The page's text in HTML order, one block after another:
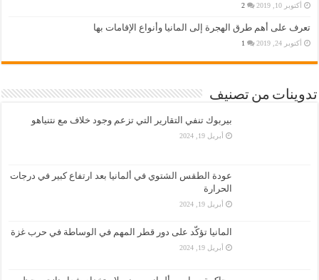
أكتوبر 10, 2019 2
تعرف على أهم طرق الهجرة إلى المانيا وأنواع الإقامات بها
أكتوبر 24, 2019 1
تدوينات من تصنيف
بيربوك تنفي التقارير التي تزعم وجود خلاف مع نتنياهو
أبريل 19, 2024
عودة الطقس الشتوي في ألمانيا بعد ارتفاع كبير في درجات
الحرارة
أبريل 19, 2024
المانيا تؤكّد على دور قطر المهم في الوساطة في حرب غزة
أبريل 19, 2024